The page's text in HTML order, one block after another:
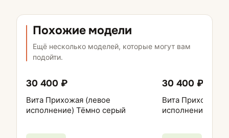
Похожие модели
Ещё несколько моделей, которые могут вам
подойти.
30 400 ₽
Вита Прихожая (левое
исполнение) Тёмно серый
30 400 ₽
Вита Прихожая
исполнение)